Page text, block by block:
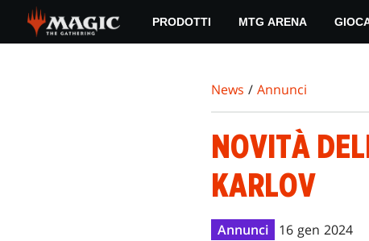
main
PRODOTTI MTG ARENA
News / Annunci
NOVITÀ
KARLOV
Annunci 16 gen 2024